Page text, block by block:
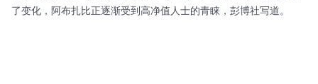
了变化，阿布扎比正逐渐受到高净值人士的青睐，彭博社写道。